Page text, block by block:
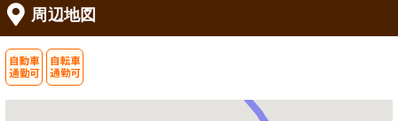
食堂
ゆったりとした食事スペースがあり、
共有の楽しいひとときを提供していま バスタイムをサポートします。
周辺地図